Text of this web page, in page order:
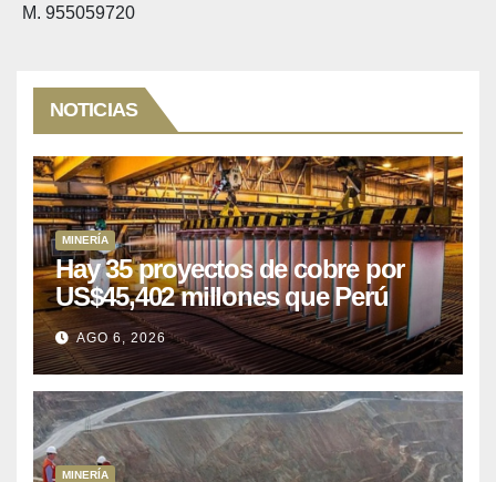
M. 955059720
NOTICIAS
MINERÍA
Hay 35 proyectos de cobre por
US$45,402 millones que Perú
puede aprovechar
AGO 6, 2026
MINERÍA